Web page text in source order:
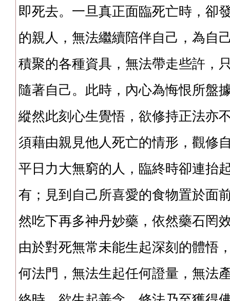
即死去。一旦真正面臨死亡時，卻
的親人，無法繼續陪伴自己，為自
積聚的各種資具，無法帶走些許，
隨著自己。此時，內心為悔恨所盤
縱然此刻心生覺悟，欲修持正法亦
須藉由親見他人死亡的情形，觀修
平日力大無窮的人，臨終時卻連抬
有；見到自己所喜愛的食物置於面
然吃下再多神丹妙藥，依然藥石
由於對死無常未能生起深刻的體悟
何法門，無法生起任何證量，無法